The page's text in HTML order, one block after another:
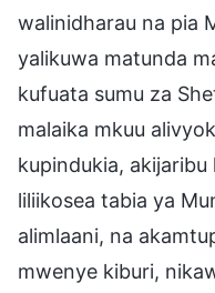
walinidharau na pia
yalikuwa matunda
kufuata sumu za
malaika mkuu
kupindukia, akijaribu
liliikosea tabia ya
alimlaani, na
mwenye kiburi,